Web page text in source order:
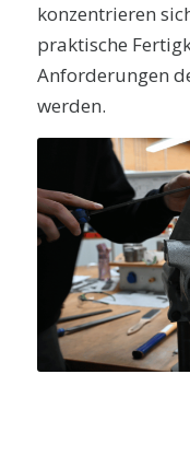
konzentrieren
praktische
Anforderungen
werden.